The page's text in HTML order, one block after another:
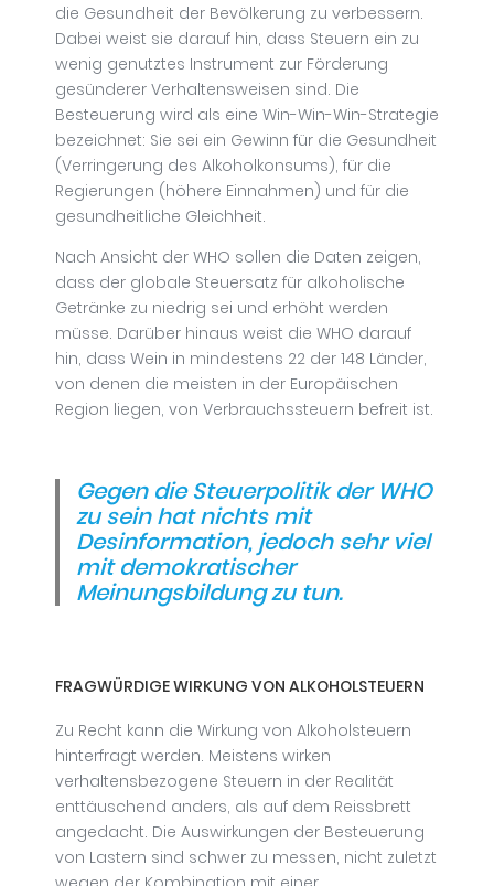
die Gesundheit der Bevölkerung zu verbessern.
Dabei weist sie darauf hin, dass Steuern ein zu
wenig genutztes Instrument zur Förderung
gesünderer Verhaltensweisen sind. Die
Besteuerung wird als eine Win-Win-Win-Strategie
bezeichnet: Sie sei ein Gewinn für die Gesundheit
(Verringerung des Alkoholkonsums), für die
Regierungen (höhere Einnahmen) und für die
gesundheitliche Gleichheit.
Nach Ansicht der WHO sollen die Daten zeigen,
dass der globale Steuersatz für alkoholische
Getränke zu niedrig sei und erhöht werden
müsse. Darüber hinaus weist die WHO darauf
hin, dass Wein in mindestens 22 der 148 Länder,
von denen die meisten in der Europäischen
Region liegen, von Verbrauchssteuern befreit ist.
Gegen die Steuerpolitik der WHO
zu sein hat nichts mit
Desinformation, jedoch sehr viel
mit demokratischer
Meinungsbildung zu tun.
FRAGWÜRDIGE WIRKUNG VON ALKOHOLSTEUERN
Zu Recht kann die Wirkung von Alkoholsteuern
hinterfragt werden. Meistens wirken
verhaltensbezogene Steuern in der Realität
enttäuschend anders, als auf dem Reissbrett
angedacht. Die Auswirkungen der Besteuerung
von Lastern sind schwer zu messen, nicht zuletzt